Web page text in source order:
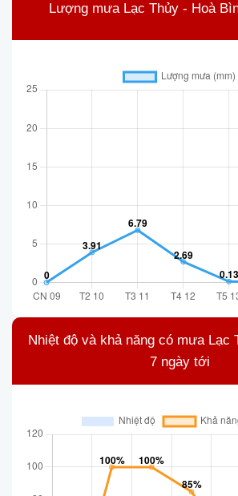
Lượng mưa Lạc Thủy - Hoà
Nhiệt độ và khả năng có mưa Lạc
7 ngày tới